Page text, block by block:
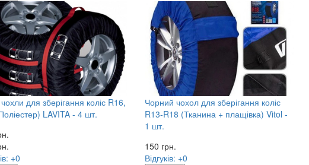
для зберігання коліс R16,
LAVITA - 4 шт.
+0
Чорний чохол для зберігання коліс
R13-R18 (Тканина + плащівка) Vitol -
1 шт.
150 грн.
Відгуків: +0